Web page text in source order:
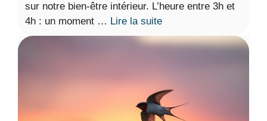
sur notre bien-être intérieur. L’heure entre 3h et
4h : un moment … Lire la suite